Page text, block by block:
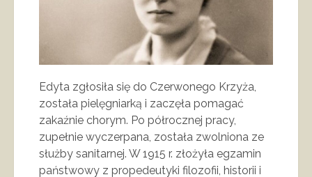
Edyta zgłosiła się do Czerwonego Krzyża,
została pielęgniarką i zaczęła pomagać
zakaźnie chorym. Po półrocznej pracy,
zupełnie wyczerpana, została zwolniona ze
służby sanitarnej. W 1915 r. złożyła egzamin
państwowy z propedeutyki filozofii, historii i